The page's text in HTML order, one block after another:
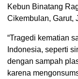
Kebun Binatang
Cikembulan, Garut,
“Tragedi kematian
Indonesia, seperti
dengan sampah
karena